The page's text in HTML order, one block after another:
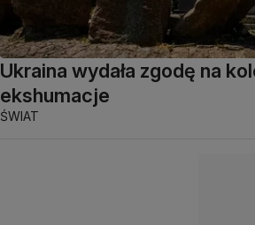
Ukraina wydała zgodę na
ekshumacje
ŚWIAT